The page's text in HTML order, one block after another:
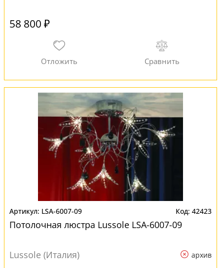
58 800 ₽
LSA-6007-09 42423
Потолочная люстра Lussole LSA-6007-09
Lussole (Италия) архив